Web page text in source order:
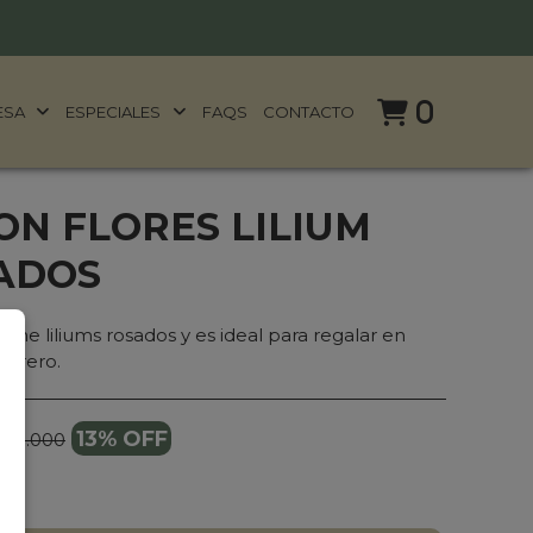
ESPECIALES FAQS CONTACTO 0
FLORES LILIUM
liliums rosados y es ideal para regalar en
159.000 13% OFF